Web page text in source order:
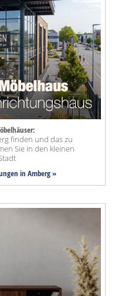
finden und das zu
Sie in den kleinen
in Amberg »